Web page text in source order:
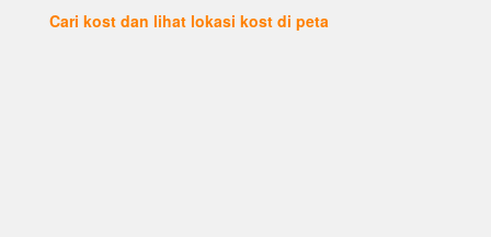
Cari kost dan lihat lokasi kost di peta